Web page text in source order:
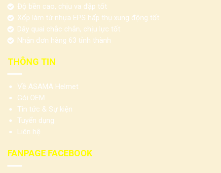
Độ bền cao, chịu va đập tốt
Xốp làm từ nhựa EPS hấp thụ xung động tốt
Dây quai chắc chắn, chịu lực tốt
Nhận đơn hàng 63 tỉnh thành
THÔNG TIN
Về ASAMA Helmet
Gói OEM
Tin tức & Sự kiện
Tuyển dụng
Liên hệ
FANPAGE FACEBOOK